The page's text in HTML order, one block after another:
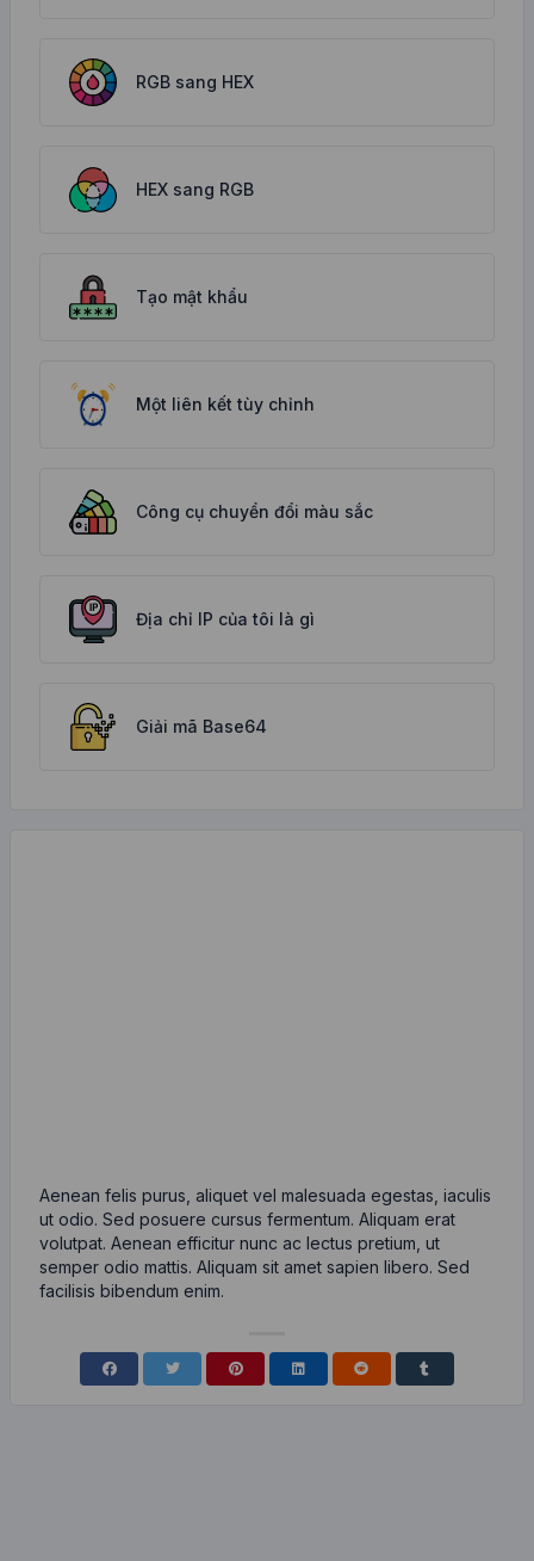
RGB sang HEX
HEX sang RGB
Tạo mật khẩu
Một liên kết tùy chỉnh
Công cụ chuyển đổi màu sắc
Địa chỉ IP của tôi là gì
Giải mã Base64
Aenean felis purus, aliquet vel malesuada egestas, iaculis
ut odio. Sed posuere cursus fermentum. Aliquam erat
volutpat. Aenean efficitur nunc ac lectus pretium, ut
semper odio mattis. Aliquam sit amet sapien libero. Sed
facilisis bibendum enim.